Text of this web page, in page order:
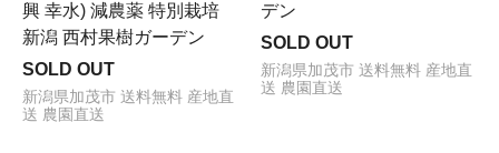
興 幸水) 減農薬 特別栽培
新潟 西村果樹ガーデン
SOLD OUT
新潟県加茂市 送料無料 産地直
送 農園直送
デン
SOLD OUT
新潟県加茂市 送料無料 産地直
送 農園直送